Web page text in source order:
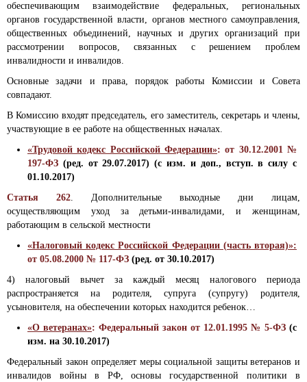
обеспечивающим взаимодействие федеральных, региональных
органов государственной власти, органов местного самоуправления,
общественных объединений, научных и других организаций при
рассмотрении вопросов, связанных с решением проблем
инвалидности и инвалидов.
Основные задачи и права, порядок работы Комиссии и Совета
совпадают.
В Комиссию входят председатель, его заместитель, секретарь и члены,
участвующие в ее работе на общественных началах.
«Трудовой кодекс Российской Федерации»: от 30.12.2001 №
197-ФЗ (ред. от 29.07.2017) (с изм. и доп., вступ. в силу с
01.10.2017)
Статья 262. Дополнительные выходные дни лицам,
осуществляющим уход за детьми-инвалидами, и женщинам,
работающим в сельской местности
«Налоговый кодекс Российской Федерации (часть вторая)»:
от 05.08.2000 № 117-ФЗ (ред. от 30.10.2017)
4) налоговый вычет за каждый месяц налогового периода
распространяется на родителя, супруга (супругу) родителя,
усыновителя, на обеспечении которых находится ребенок…
«О ветеранах»: Федеральный закон от 12.01.1995 № 5-ФЗ (с
изм. на 30.10.2017)
Федеральный закон определяет меры социальной защиты ветеранов и
инвалидов войны в РФ, основы государственной политики в